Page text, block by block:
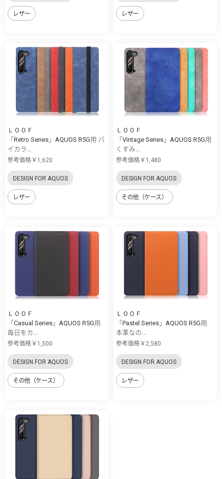
レザー レザー
ＬＯＯＦ
「Retro Series」AQUOS R5G用 バ
イカラ...
参考価格￥1,620
DESIGN FOR AQUOS
レザー
ＬＯＯＦ
「Vintage Series」AQUOS R5G用
くすみ...
参考価格￥1,480
DESIGN FOR AQUOS
その他（ケース）
ＬＯＯＦ
「Casual Series」AQUOS R5G用
毎日をカ...
参考価格￥1,500
DESIGN FOR AQUOS
その他（ケース）
ＬＯＯＦ
「Pastel Series」AQUOS R5G用
本革なの...
参考価格￥2,580
DESIGN FOR AQUOS
レザー